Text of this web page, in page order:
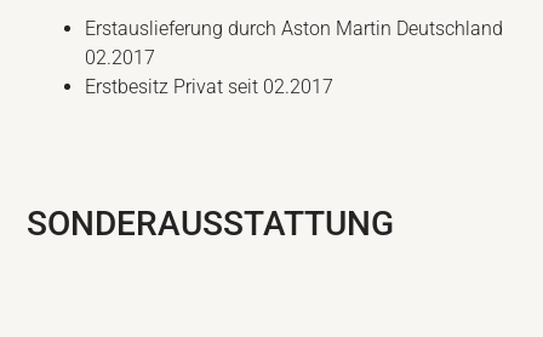
Erstauslieferung durch Aston Martin Deutschland
02.2017
Erstbesitz Privat seit 02.2017
SONDERAUSSTATTUNG